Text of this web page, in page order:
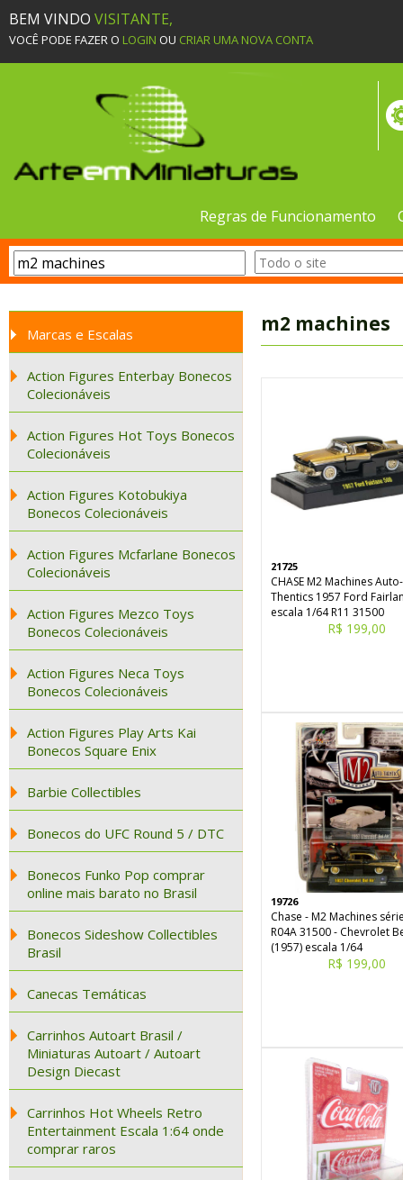
BEM VINDO VISITANTE,
VOCÊ PODE FAZER O LOGIN OU CRIAR UMA NOVA CONTA
Regras de Funcionamento
Marcas e Escalas
Action Figures Enterbay Bonecos
Colecionáveis
Action Figures Hot Toys Bonecos
Colecionáveis
Action Figures Kotobukiya
Bonecos Colecionáveis
Action Figures Mcfarlane Bonecos
Colecionáveis
Action Figures Mezco Toys
Bonecos Colecionáveis
Action Figures Neca Toys
Bonecos Colecionáveis
Action Figures Play Arts Kai
Bonecos Square Enix
Barbie Collectibles
Bonecos do UFC Round 5 / DTC
Bonecos Funko Pop comprar
online mais barato no Brasil
Bonecos Sideshow Collectibles
Brasil
Canecas Temáticas
Carrinhos Autoart Brasil /
Miniaturas Autoart / Autoart
Design Diecast
Carrinhos Hot Wheels Retro
Entertainment Escala 1:64 onde
comprar raros
m2 machines
21725
CHASE M2 Machines Auto-
Thentics 1957 Ford
escala 1/64 R11 31500
R$ 199,00
19726
Chase - M2 Machines
R04A 31500 - Chevrolet
(1957) escala 1/64
R$ 199,00